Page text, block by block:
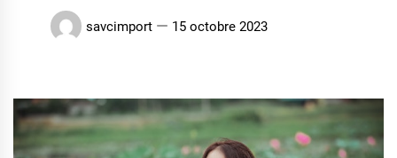
savcimport 15 octobre 2023